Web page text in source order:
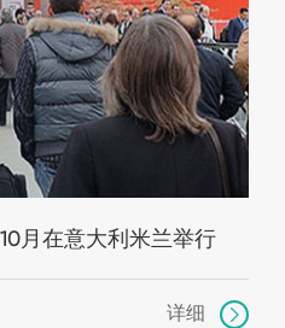
月在意大利米兰举行
详细 